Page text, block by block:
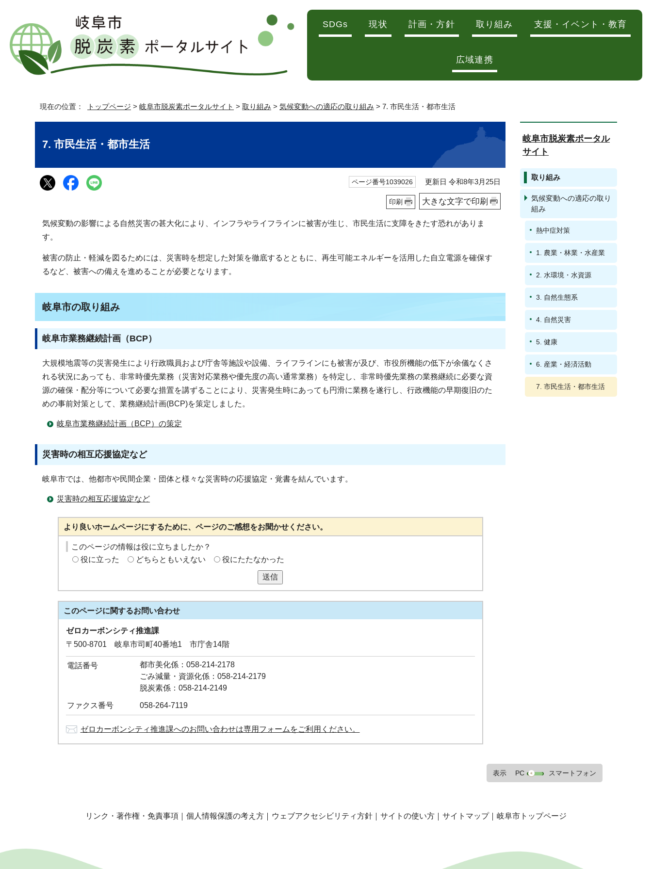
SDGs 現状 計画・方針 取り組み 支援・イベント・教育
広域連携
現在の位置： トップページ > 岐阜市脱炭素ポータルサイト > 取り組み > 気候変動への適応の取り組み > 7. 市民生活・都市生活
7. 市民生活・都市生活
ページ番号1039026 更新日 令和8年3月25日
印刷 大きな文字で印刷
気候変動の影響による自然災害の甚大化により、インフラやライフラインに被害が生じ、市民生活に支障をきたす恐れがありま
す。
被害の防止・軽減を図るためには、災害時を想定した対策を徹底するとともに、再生可能エネルギーを活用した自立電源を確保す
るなど、被害への備えを進めることが必要となります。
岐阜市の取り組み
岐阜市業務継続計画（BCP）
大規模地震等の災害発生により行政職員および庁舎等施設や設備、ライフラインにも被害が及び、市役所機能の低下が余儀なくさ
れる状況にあっても、非常時優先業務（災害対応業務や優先度の高い通常業務）を特定し、非常時優先業務の業務継続に必要な資
源の確保・配分等について必要な措置を講ずることにより、災害発生時にあっても円滑に業務を遂行し、行政機能の早期復旧のた
めの事前対策として、業務継続計画(BCP)を策定しました。
岐阜市業務継続計画（BCP）の策定
災害時の相互応援協定など
岐阜市では、他都市や民間企業・団体と様々な災害時の応援協定・覚書を結んでいます。
災害時の相互応援協定など
より良いホームページにするために、ページのご感想をお聞かせください。
このページの情報は役に立ちましたか？
役に立った
どちらともいえない 役にたたなかった
送信
このページに関するお問い合わせ
ゼロカーボンシティ推進課
〒500-8701 岐阜市司町40番地1 市庁舎14階
電話番号
都市美化係：058-214-2178
ごみ減量・資源化係：058-214-2179
脱炭素係：058-214-2149
ファクス番号 058-264-7119
ゼロカーボンシティ推進課へのお問い合わせは専用フォームをご利用ください。
岐阜市脱炭素ポータル
サイト
取り組み
気候変動への適応の取り
組み
熱中症対策
1. 農業・林業・水産業
2. 水環境・水資源
3. 自然生態系
4. 自然災害
5. 健康
6. 産業・経済活動
7. 市民生活・都市生活
表示 PC スマートフォン
リンク・著作権・免責事項 個人情報保護の考え方 ウェブアクセシビリティ方針 サイトの使い方 サイトマップ 岐阜市トップページ